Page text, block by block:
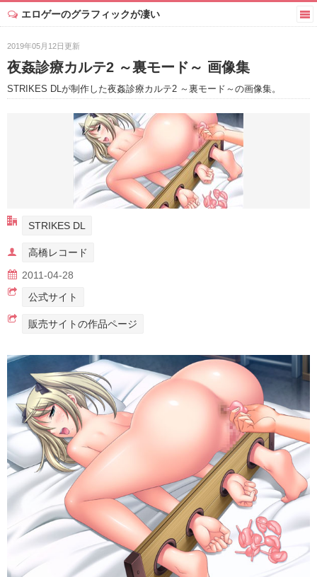
エロゲーのグラフィックが凄い
2019年05月12日更新
夜姦診療カルテ2 ～裏モード～ 画像集
STRIKES DLが制作した夜姦診療カルテ2 ～裏モード～の画像集。
STRIKES DL
高橋レコード
2011-04-28
公式サイト
販売サイトの作品ページ